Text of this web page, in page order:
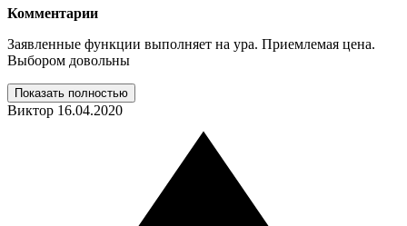
Комментарии
Заявленные функции выполняет на ура. Приемлемая цена.
Выбором довольны
Показать полностью
Виктор 16.04.2020